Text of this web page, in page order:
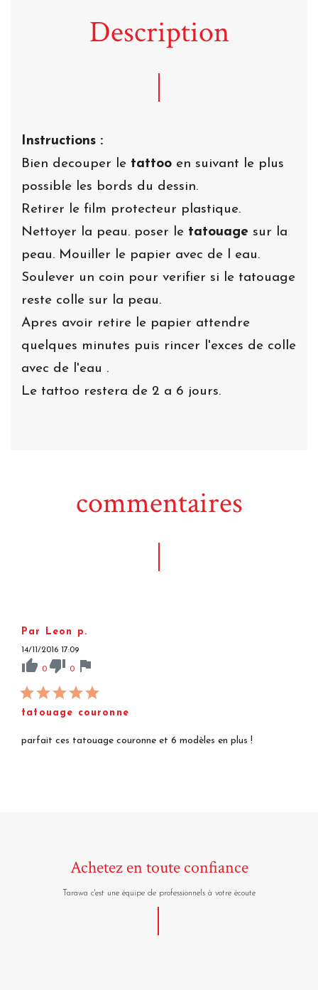
Description
Instructions :
Bien decouper le tattoo en suivant le plus
possible les bords du dessin.
Retirer le film protecteur plastique.
Nettoyer la peau. poser le tatouage sur la
peau. Mouiller le papier avec de l eau.
Soulever un coin pour verifier si le tatouage
reste colle sur la peau.
Apres avoir retire le papier attendre
quelques minutes puis rincer l'exces de colle
avec de l'eau .
Le tattoo restera de 2 a 6 jours.
commentaires
Par Leon p.
14/11/2016 17:09
thumb_up 0 thumb_down 0 flag
tatouage couronne
parfait ces tatouage couronne et 6 modèles en plus !
Achetez en toute confiance
Tarawa c'est une équipe de professionnels à votre écoute